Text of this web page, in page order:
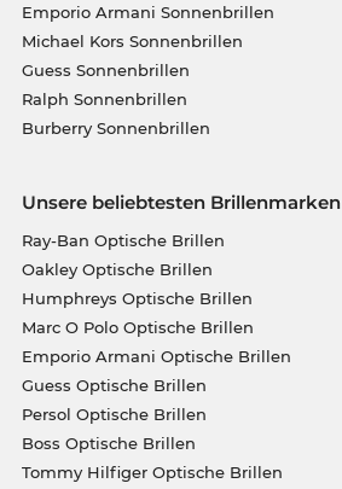
Emporio Armani Sonnenbrillen
Michael Kors Sonnenbrillen
Guess Sonnenbrillen
Ralph Sonnenbrillen
Burberry Sonnenbrillen
Unsere beliebtesten Brillenmarken
Ray-Ban Optische Brillen
Oakley Optische Brillen
Humphreys Optische Brillen
Marc O Polo Optische Brillen
Emporio Armani Optische Brillen
Guess Optische Brillen
Persol Optische Brillen
Boss Optische Brillen
Tommy Hilfiger Optische Brillen